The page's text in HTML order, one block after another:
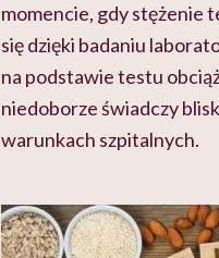
momencie, gdy stężenie
się dzięki badaniu
na podstawie testu
niedoborze świadczy
warunkach szpitalnych.